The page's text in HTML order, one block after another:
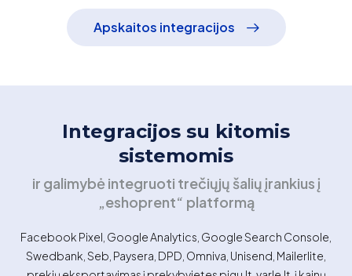
Apskaitos integracijos
Integracijos su kitomis
sistemomis
ir galimybė integruoti trečiųjų šalių įrankius į
„eshoprent“ platformą
Facebook Pixel, Google Analytics, Google Search Console,
Swedbank, Seb, Paysera, DPD, Omniva, Unisend, Mailerlite,